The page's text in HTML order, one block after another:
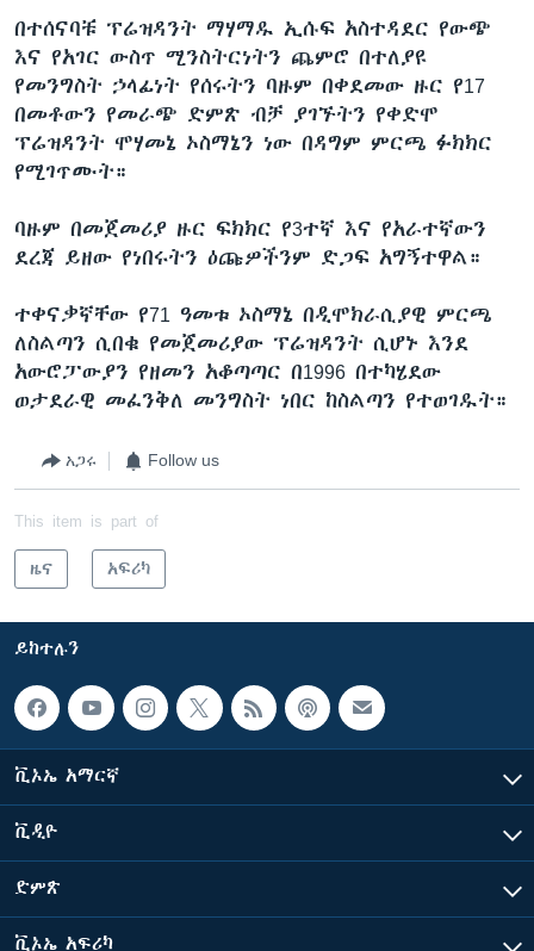
በተሰናባቹ ፕሬዝዳንት ማሃማዱ ኢሱፍ አስተዳደር የውጭ
እና የአገር ውስጥ ሚንስትርነትን ጨምሮ በተለያዩ
የመንግስት ኃላፊነት የሰሩትን ባዙም በቀደመው ዙር የ17
በመቶውን የመራጭ ድምጽ ብቻ ያገኙትን የቀድሞ
ፕሬዝዳንት ሞሃመኔ ኦስማኔን ነው በዳግም ምርጫ ፉክክር
የሚገጥሙት።
ባዙም በመጀመሪያ ዙር ፍክክር የ3ተኛ እና የአራተኛውን
ደረጃ ይዘው የነበሩትን ዕጩዎችንም ድጋፍ አግኝተዋል።
ተቀናቃኛቸው የ71 ዓመቱ ኦስማኔ በዲሞክራሲያዊ ምርጫ
ለስልጣን ሲበቁ የመጀመሪያው ፕሬዝዳንት ሲሆኑ እንደ
አውሮፓውያን የዘመን አቆጣጣር በ1996 በተካሄደው
ወታደራዊ መፈንቅለ መንግስት ነበር ከስልጣን የተወገዱት።
አጋሩ Follow us
This item is part of
ዜና አፍሪካ
ይከተሉን
ቪኦኤ አማርኛ
ቪዲዮ
ድምጽ
ቪኦኤ አፍሪካ